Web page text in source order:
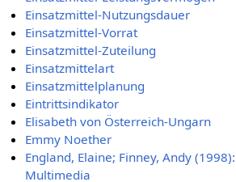
Einsatzmittel-Nutzungsdauer
Einsatzmittel-Vorrat
Einsatzmittel-Zuteilung
Einsatzmittelart
Einsatzmittelplanung
Eintrittsindikator
Elisabeth von Österreich-Ungarn
Emmy Noether
England, Elaine; Finney, Andy
Multimedia